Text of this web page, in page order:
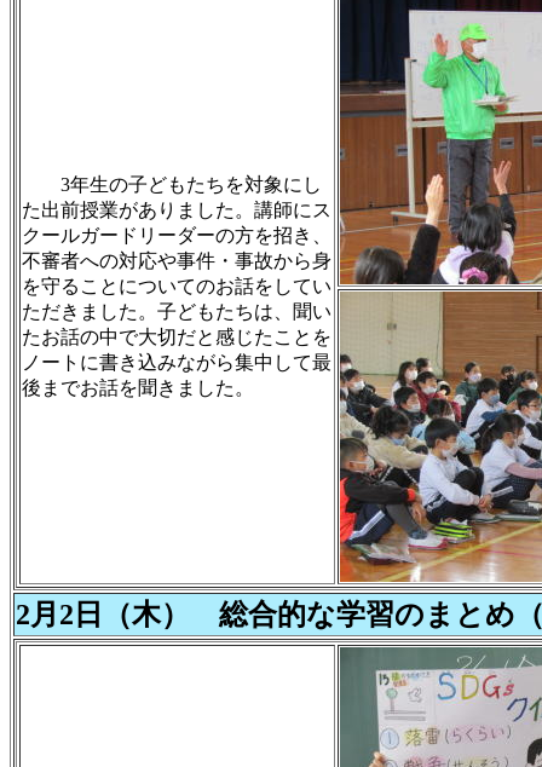
3年生の子どもたちを対象にし
た出前授業がありました。講師にス
クールガードリーダーの方を招き、
不審者への対応や事件・事故から身
を守ることについてのお話をしてい
ただきました。子どもたちは、聞い
たお話の中で大切だと感じたことを
ノートに書き込みながら集中して最
後までお話を聞きました。
2月2日（木） 総合的な学習のまとめ